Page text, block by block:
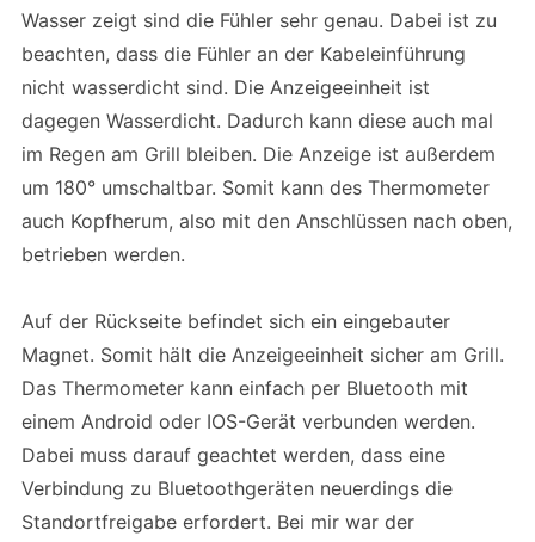
Wasser zeigt sind die Fühler sehr genau. Dabei ist zu
beachten, dass die Fühler an der Kabeleinführung
nicht wasserdicht sind. Die Anzeigeeinheit ist
dagegen Wasserdicht. Dadurch kann diese auch mal
im Regen am Grill bleiben. Die Anzeige ist außerdem
um 180° umschaltbar. Somit kann des Thermometer
auch Kopfherum, also mit den Anschlüssen nach oben,
betrieben werden.
Auf der Rückseite befindet sich ein eingebauter
Magnet. Somit hält die Anzeigeeinheit sicher am Grill.
Das Thermometer kann einfach per Bluetooth mit
einem Android oder IOS-Gerät verbunden werden.
Dabei muss darauf geachtet werden, dass eine
Verbindung zu Bluetoothgeräten neuerdings die
Standortfreigabe erfordert. Bei mir war der